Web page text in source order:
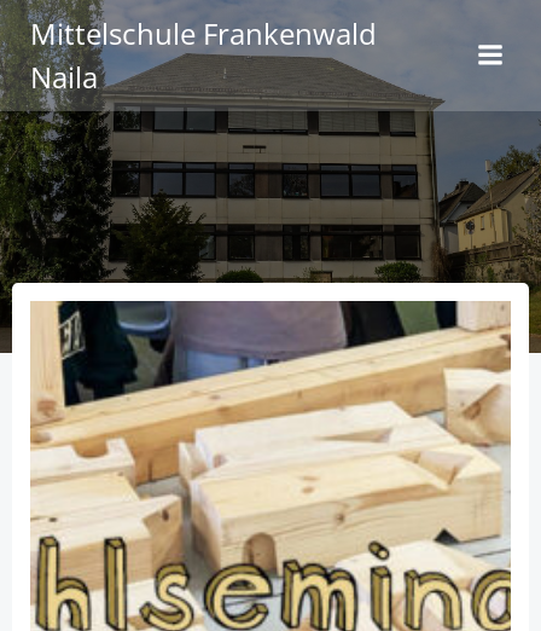
Inhalt
springen
Mittelschule Frankenwald
Naila